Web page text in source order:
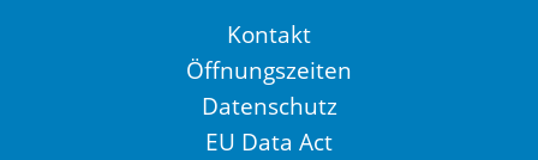
Kontakt
Öffnungszeiten
Datenschutz
EU Data Act